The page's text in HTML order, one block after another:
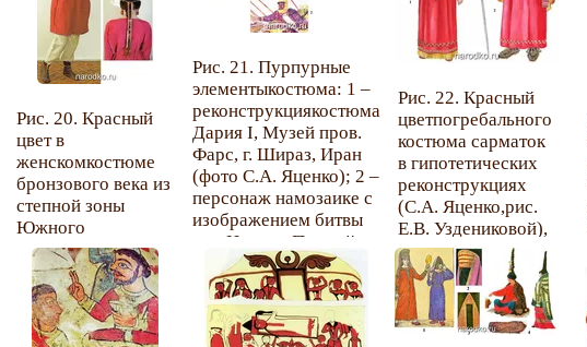
Рис. 20. Красный
цвет в
женскомкостюме
бронзового века из
степной зоны
Южного
Приуралья
(Куприянова 2008,
фото9, 10, 19).
Рис. 21. Пурпурные
элементыкостюма: 1 –
реконструкциякостюма
Дария I, Музей пров.
Фарс, г. Шираз, Иран
(фото С.А. Яценко); 2 –
персонаж намозаике с
изображением битвы
при Иссе из Помпей,
глазурованная копия,
Эрмитаж(по А.А.
Трофимовой); 3 –
скифская девочка из
Рис. 22. Красный
цветпогребального
костюма сарматок
в гипотетических
реконструкциях
(С.А. Яценко,рис.
Е.В. Уздениковой),
среднее течение
реки Кубань, кон. I
в. до н.э. – нач. I в.
н.э.: 1 – Армавир,
Большой курган